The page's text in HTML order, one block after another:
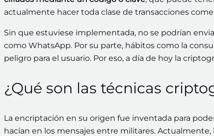
actualmente hacer toda clase de transacciones
Sin que estuviese implementada, no se podrían
como WhatsApp. Por su parte, hábitos como la
peligro para el usuario. Por eso, a día de hoy la
¿Qué son las técnicas
La encriptación en su origen fue inventada para
hacían en los mensajes entre militares.